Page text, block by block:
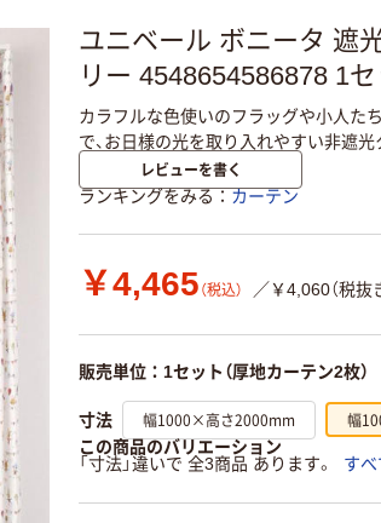
ユニベール ボニータ 遮
リー 4548654586878 1セ
カラフルな色使いのフラッグや小人た
で、お日様の光を取り入れやすい非遮光
レビューを書く
ランキングをみる カーテン
￥4,465 （税込） ／￥4,060（税抜
販売単位：1セット（厚地カーテン2枚）
寸法 幅1000×高さ2000mm 幅
この商品のバリエーション
「寸法」違いで 全3商品 あります。
す